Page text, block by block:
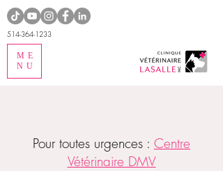
ME
NU
514-364-1233
Pour toutes urgences : Centre
Vétérinaire DMV